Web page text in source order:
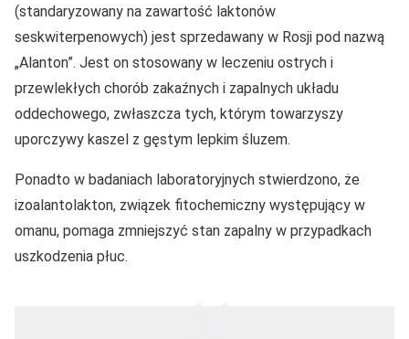
(standaryzowany na zawartość laktonów
seskwiterpenowych) jest sprzedawany w Rosji pod nazwą
„Alanton”. Jest on stosowany w leczeniu ostrych i
przewlekłych chorób zakaźnych i zapalnych układu
oddechowego, zwłaszcza tych, którym towarzyszy
uporczywy kaszel z gęstym lepkim śluzem.
Ponadto w badaniach laboratoryjnych stwierdzono, że
izoalantolakton, związek fitochemiczny występujący w
omanu, pomaga zmniejszyć stan zapalny w przypadkach
uszkodzenia płuc.